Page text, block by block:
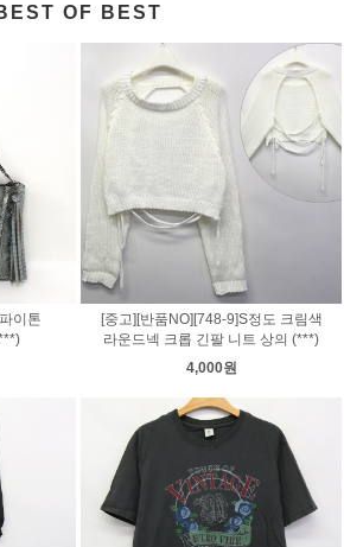
OF BEST
이톤
[중고][반품NO][748-9]S정도 크림색
라운드넥 크롭 긴팔 니트 상의 (***)
4,000원